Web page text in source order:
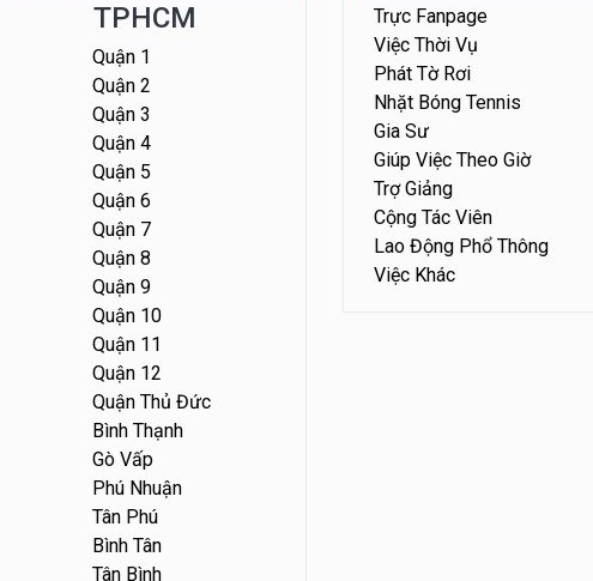
TPHCM
Quận 1
Quận 2
Quận 3
Quận 4
Quận 5
Quận 6
Quận 7
Quận 8
Quận 9
Quận 10
Quận 11
Quận 12
Quận Thủ Đức
Bình Thạnh
Gò Vấp
Phú Nhuận
Tân Phú
Bình Tân
Tân Bình
Trực Fanpage
Việc Thời Vụ
Phát Tờ Rơi
Nhặt Bóng Tennis
Gia Sư
Giúp Việc Theo Giờ
Trợ Giảng
Cộng Tác Viên
Lao Động Phổ Thông
Việc Khác